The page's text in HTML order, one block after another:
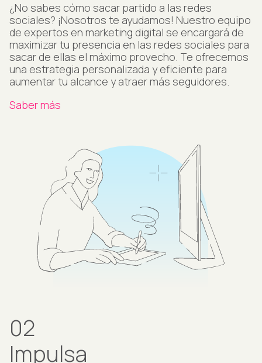
¿No sabes cómo sacar partido a las redes
sociales? ¡Nosotros te ayudamos! Nuestro equipo
de expertos en marketing digital se encargará de
maximizar tu presencia en las redes sociales para
sacar de ellas el máximo provecho. Te ofrecemos
una estrategia personalizada y eficiente para
aumentar tu alcance y atraer más seguidores.
Saber más
02
Impulsa